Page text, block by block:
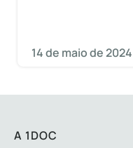
14 de maio de 2024
A 1DOC